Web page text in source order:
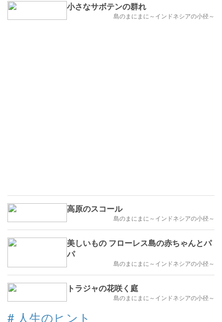
小さなサボテンの群れ
島のまにまに～インドネシアの小径～
高原のスコール
島のまにまに～インドネシアの小径～
美しいもの フローレス島の赤ちゃんとパ
パ
島のまにまに～インドネシアの小径～
トラジャの花咲く庭
島のまにまに～インドネシアの小径～
# 人生のヒント